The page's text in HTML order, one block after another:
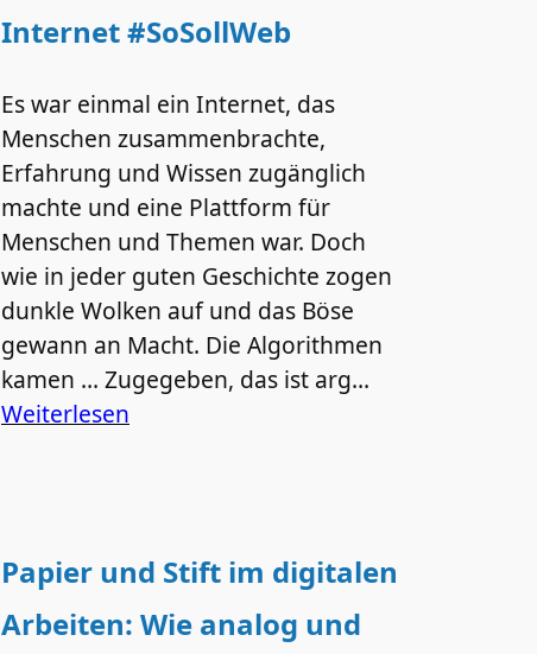
Internet #SoSollWeb
Es war einmal ein Internet, das
Menschen zusammenbrachte,
Erfahrung und Wissen zugänglich
machte und eine Plattform für
Menschen und Themen war. Doch
wie in jeder guten Geschichte zogen
dunkle Wolken auf und das Böse
gewann an Macht. Die Algorithmen
kamen … Zugegeben, das ist arg…
Weiterlesen
Papier und Stift im digitalen
Arbeiten: Wie analog und